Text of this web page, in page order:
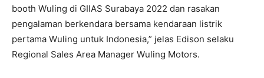
booth Wuling di GIIAS Surabaya 2022 dan rasakan
pengalaman berkendara bersama kendaraan listrik
pertama Wuling untuk Indonesia,” jelas Edison selaku
Regional Sales Area Manager Wuling Motors.